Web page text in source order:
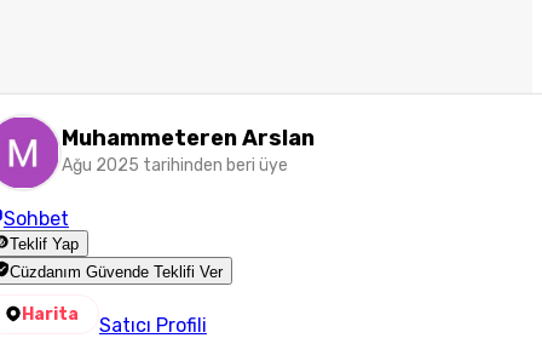
Muhammeteren Arslan
Ağu 2025 tarihinden beri üye
Sohbet
Teklif Yap
Cüzdanım Güvende Teklifi Ver
Harita Satıcı Profili